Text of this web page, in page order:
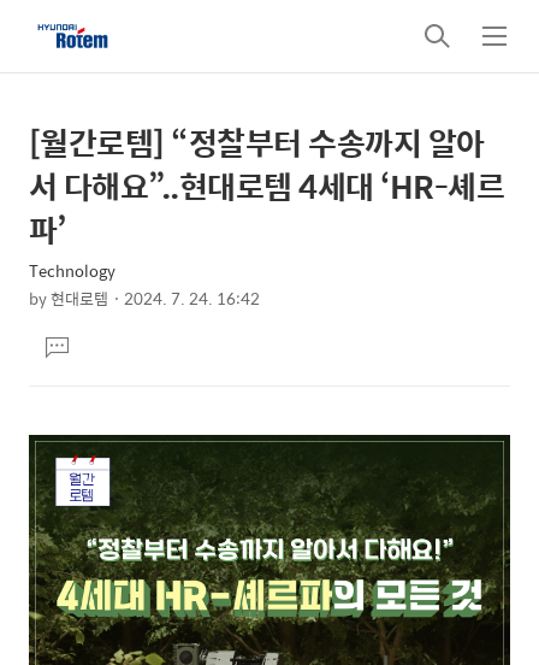
검
색
메
뉴
상
세
컨
텐
츠
본
문
제
목
[월간로템] “정찰부터 수송까지 알아
서 다해요”..현대로템 4세대 ‘HR-셰르
파’
Technology
by현대로템 2024. 7. 24. 16:42
문댓
글